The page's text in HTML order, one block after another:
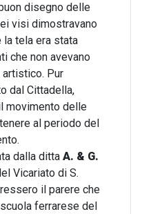
disegno delle
visi dimostravano
la tela era stata
che non avevano
Pur
dal Cittadella,
movimento delle
al periodo del
dalla ditta A. & G.
Vicariato di S.
il parere che
ferrarese del